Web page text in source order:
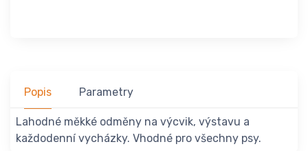
Popis Parametry
Lahodné měkké odměny na výcvik, výstavu a
každodenní vycházky. Vhodné pro všechny psy.